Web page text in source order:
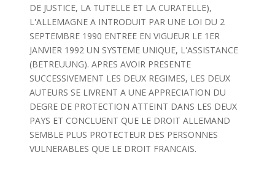
DE JUSTICE, LA TUTELLE ET LA CURATELLE),
L'ALLEMAGNE A INTRODUIT PAR UNE LOI DU 2
SEPTEMBRE 1990 ENTREE EN VIGUEUR LE 1ER
JANVIER 1992 UN SYSTEME UNIQUE, L'ASSISTANCE
(BETREUUNG). APRES AVOIR PRESENTE
SUCCESSIVEMENT LES DEUX REGIMES, LES DEUX
AUTEURS SE LIVRENT A UNE APPRECIATION DU
DEGRE DE PROTECTION ATTEINT DANS LES DEUX
PAYS ET CONCLUENT QUE LE DROIT ALLEMAND
SEMBLE PLUS PROTECTEUR DES PERSONNES
VULNERABLES QUE LE DROIT FRANCAIS.